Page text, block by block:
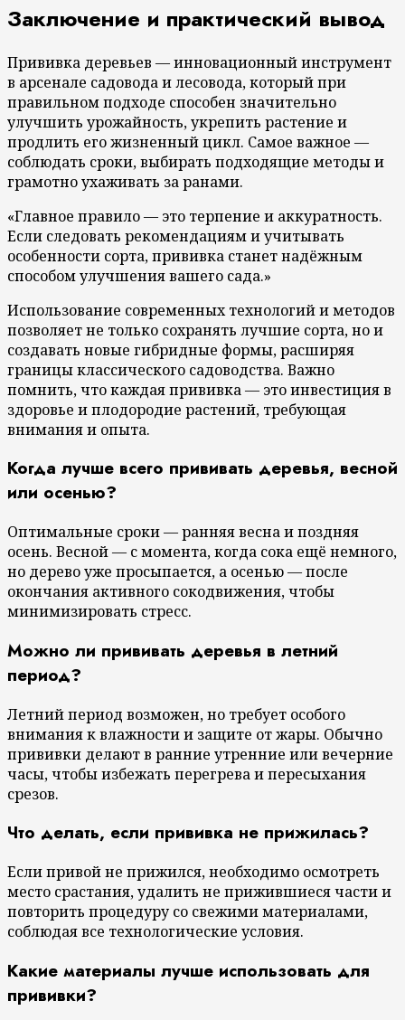
Заключение и практический вывод
Прививка деревьев — инновационный инструмент
в арсенале садовода и лесовода, который при
правильном подходе способен значительно
улучшить урожайность, укрепить растение и
продлить его жизненный цикл. Самое важное —
соблюдать сроки, выбирать подходящие методы и
грамотно ухаживать за ранами.
«Главное правило — это терпение и аккуратность.
Если следовать рекомендациям и учитывать
особенности сорта, прививка станет надёжным
способом улучшения вашего сада.»
Использование современных технологий и методов
позволяет не только сохранять лучшие сорта, но и
создавать новые гибридные формы, расширяя
границы классического садоводства. Важно
помнить, что каждая прививка — это инвестиция в
здоровье и плодородие растений, требующая
внимания и опыта.
Когда лучше всего прививать деревья, весной
или осенью?
Оптимальные сроки — ранняя весна и поздняя
осень. Весной — с момента, когда сока ещё немного,
но дерево уже просыпается, а осенью — после
окончания активного сокодвижения, чтобы
минимизировать стресс.
Можно ли прививать деревья в летний
период?
Летний период возможен, но требует особого
внимания к влажности и защите от жары. Обычно
прививки делают в ранние утренние или вечерние
часы, чтобы избежать перегрева и пересыхания
срезов.
Что делать, если прививка не прижилась?
Если привой не прижился, необходимо осмотреть
место срастания, удалить не прижившиеся части и
повторить процедуру со свежими материалами,
соблюдая все технологические условия.
Какие материалы лучше использовать для
прививки?